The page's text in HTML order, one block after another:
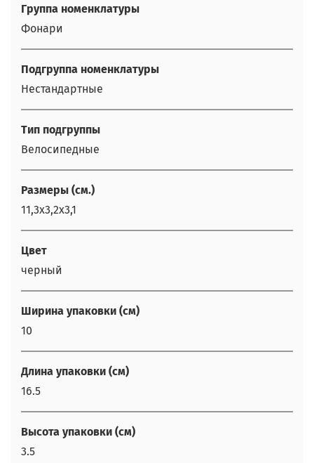
Группа номенклатуры
Фонари
Подгруппа номенклатуры
Нестандартные
Тип подгруппы
Велосипедные
Размеры (см.)
11,3х3,2х3,1
Цвет
черный
Ширина упаковки (см)
10
Длина упаковки (см)
16.5
Высота упаковки (см)
3.5